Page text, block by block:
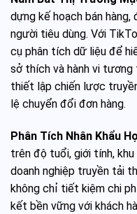
dựng kế hoạch bán hàng,
người tiêu dùng. Với
cụ phân tích dữ liệu để
sở thích và hành vi tương
thiết lập chiến lược
lệ chuyển đổi đơn hàng.
Phân Tích Nhân Khẩu
trên độ tuổi, giới tính,
doanh nghiệp truyền tải
không chỉ tiết kiệm chi
kết bền vững với khách